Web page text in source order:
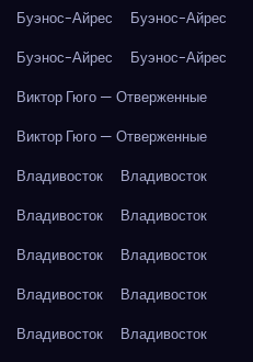
Буэнос-Айрес
Буэнос-Айрес
Буэнос-Айрес
Буэнос-Айрес
Виктор Гюго — Отверженные
Виктор Гюго — Отверженные
Владивосток
Владивосток
Владивосток
Владивосток
Владивосток
Владивосток
Владивосток
Владивосток
Владивосток
Владивосток